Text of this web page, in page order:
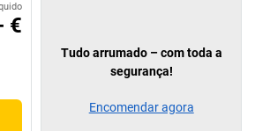
€
Tudo arrumado – com toda a
segurança!
Encomendar agora